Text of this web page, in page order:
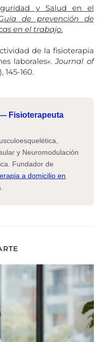
y Salud en el
de prevención de
en el trabajo.
de la fisioterapia
laborales».Journal of
145-160.
Fisioterapeuta
y Neuromodulación
Fundador de
a domicilio en